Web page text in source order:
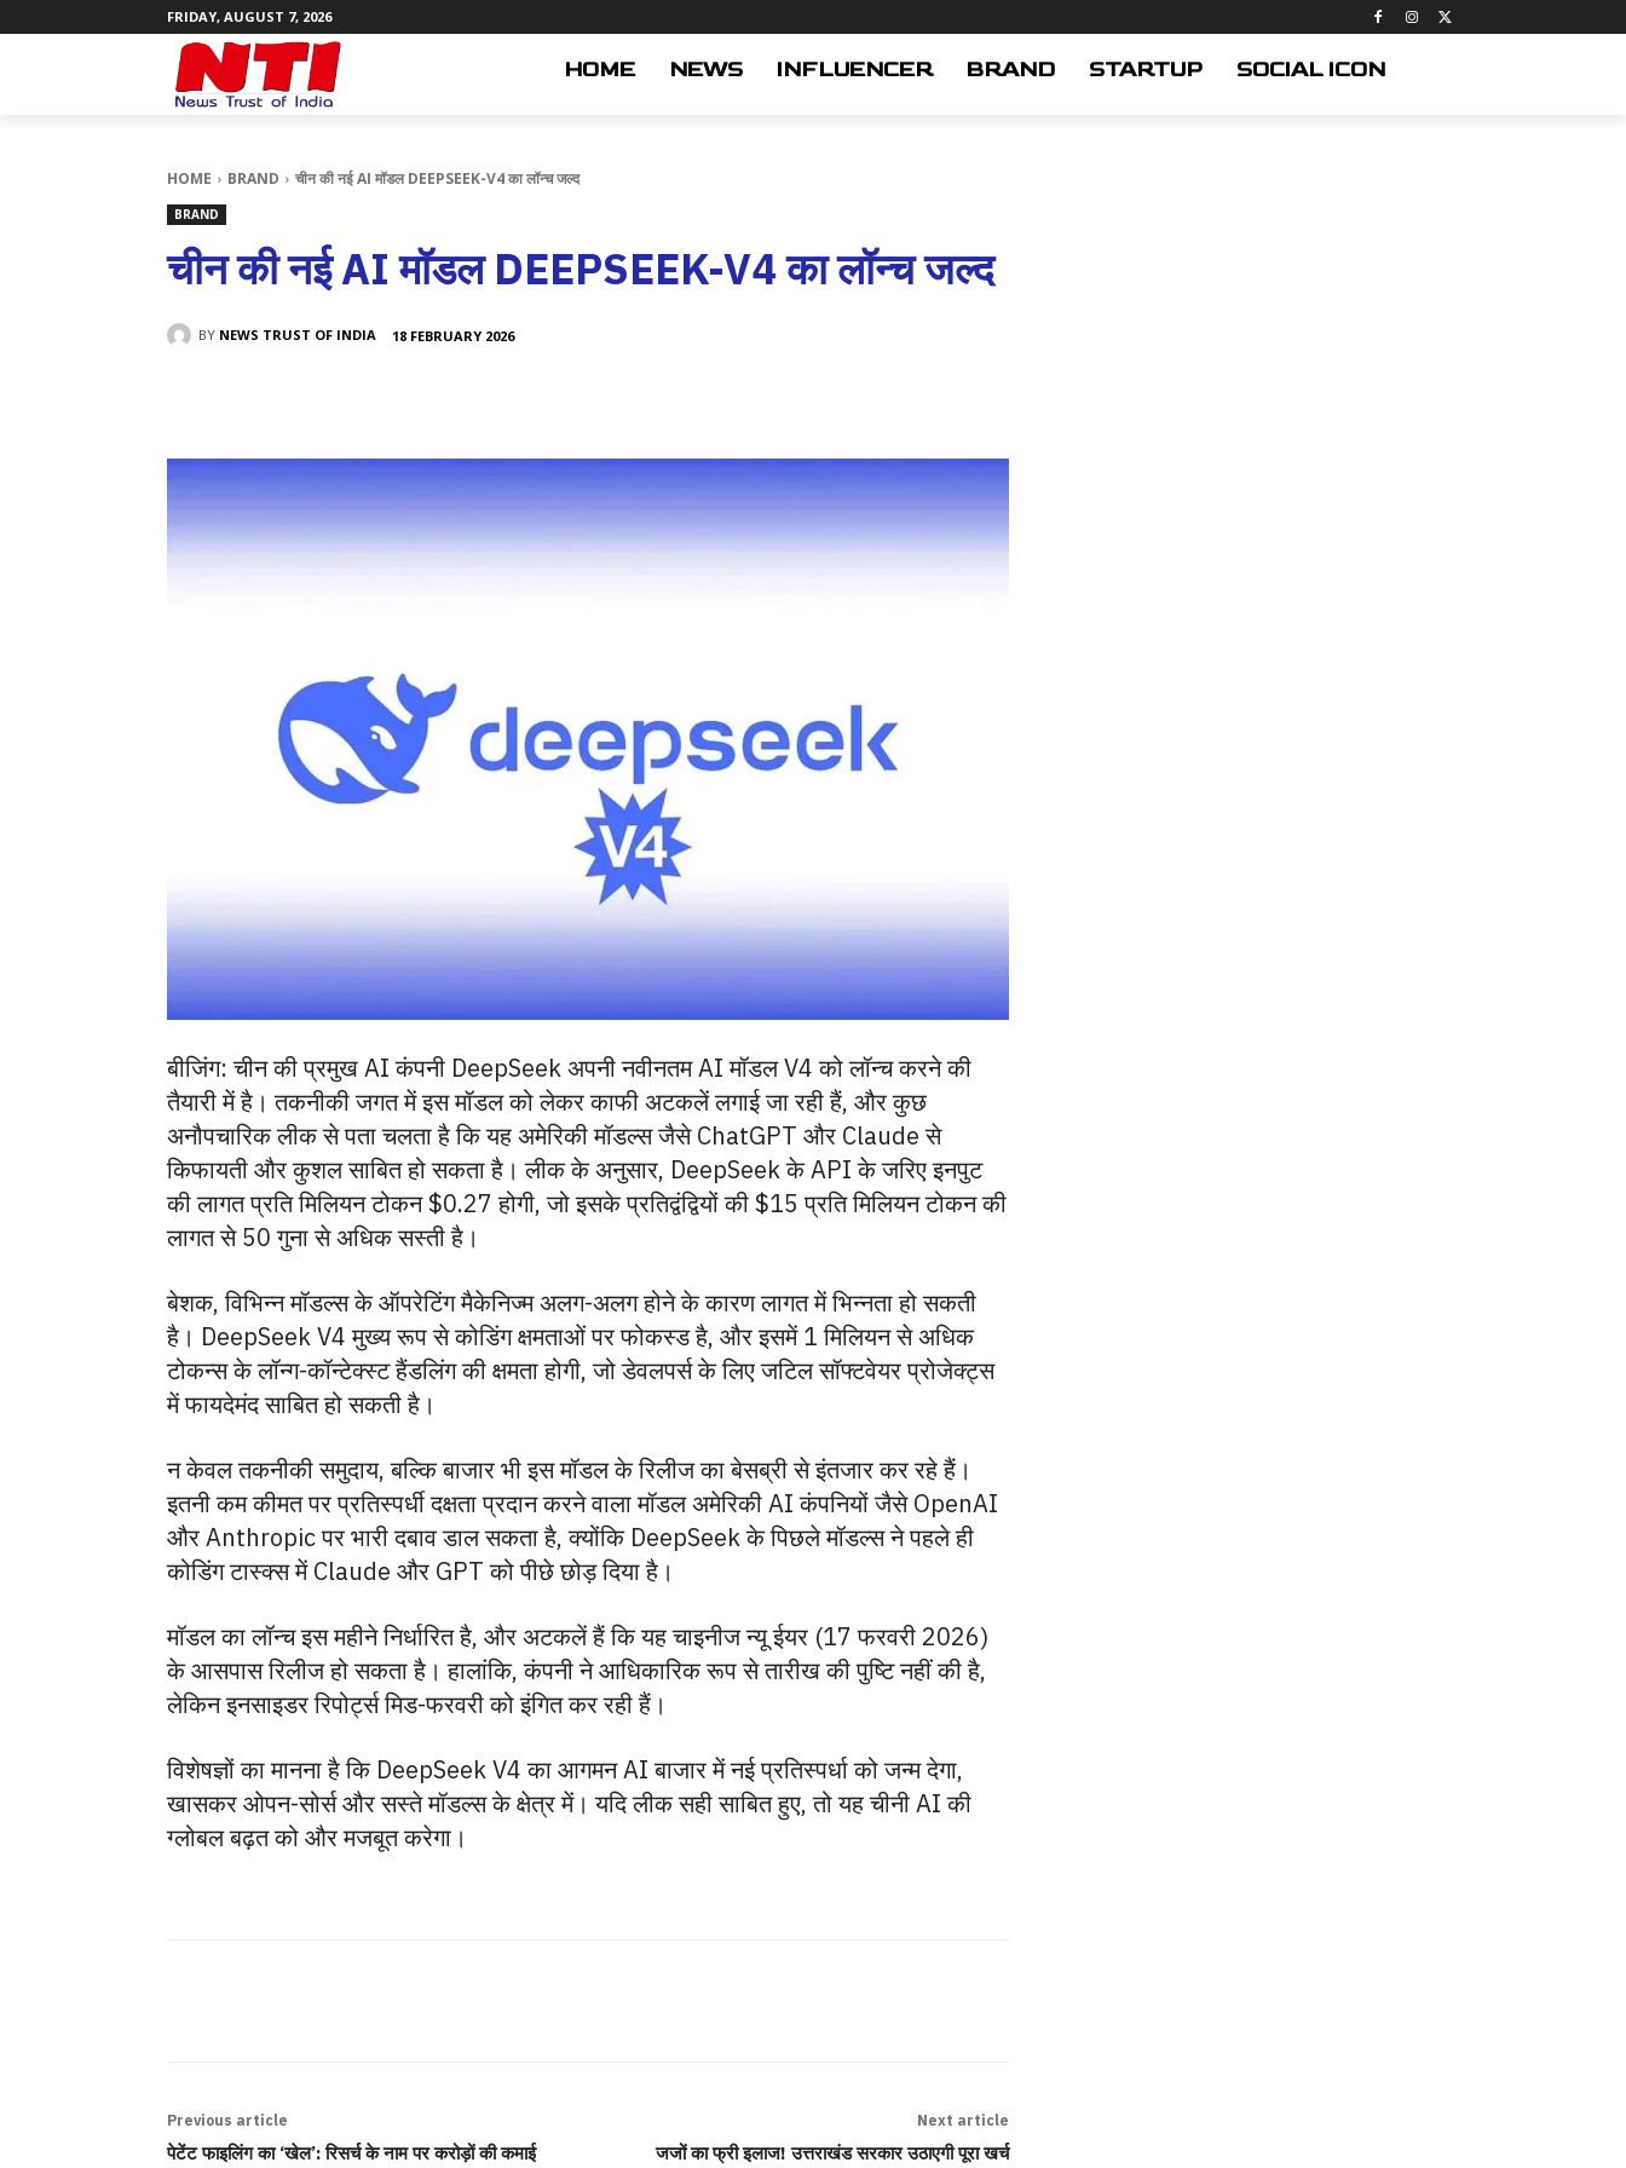
FRIDAY, AUGUST 7, 2026
HOME NEWS INFLUENCER BRAND STARTUP SOCIAL ICON
HOME BRAND चीन की नई AI मॉडल DEEPSEEK-V4 का लॉन्च जल्द
BRAND
चीन की नई AI मॉडल DEEPSEEK-V4 का लॉन्च जल्द
BY NEWS TRUST OF INDIA 18 FEBRUARY 2026
बीजिंग: चीन की प्रमुख AI कंपनी DeepSeek अपनी नवीनतम AI मॉडल V4 को लॉन्च करने की
तैयारी में है। तकनीकी जगत में इस मॉडल को लेकर काफी अटकलें लगाई जा रही हैं, और कुछ
अनौपचारिक लीक से पता चलता है कि यह अमेरिकी मॉडल्स जैसे ChatGPT और Claude से
किफायती और कुशल साबित हो सकता है। लीक के अनुसार, DeepSeek के API के जरिए इनपुट
की लागत प्रति मिलियन टोकन $0.27 होगी, जो इसके प्रतिद्वंद्वियों की $15 प्रति मिलियन टोकन की
लागत से 50 गुना से अधिक सस्ती है।
बेशक, विभिन्न मॉडल्स के ऑपरेटिंग मैकेनिज्म अलग-अलग होने के कारण लागत में भिन्नता हो सकती
है। DeepSeek V4 मुख्य रूप से कोडिंग क्षमताओं पर फोकस्ड है, और इसमें 1 मिलियन से अधिक
टोकन्स के लॉन्ग-कॉन्टेक्स्ट हैंडलिंग की क्षमता होगी, जो डेवलपर्स के लिए जटिल सॉफ्टवेयर प्रोजेक्ट्स
में फायदेमंद साबित हो सकती है।
न केवल तकनीकी समुदाय, बल्कि बाजार भी इस मॉडल के रिलीज का बेसब्री से इंतजार कर रहे हैं।
इतनी कम कीमत पर प्रतिस्पर्धी दक्षता प्रदान करने वाला मॉडल अमेरिकी AI कंपनियों जैसे OpenAI
और Anthropic पर भारी दबाव डाल सकता है, क्योंकि DeepSeek के पिछले मॉडल्स ने पहले ही
कोडिंग टास्क्स में Claude और GPT को पीछे छोड़ दिया है।
मॉडल का लॉन्च इस महीने निर्धारित है, और अटकलें हैं कि यह चाइनीज न्यू ईयर (17 फरवरी 2026)
के आसपास रिलीज हो सकता है। हालांकि, कंपनी ने आधिकारिक रूप से तारीख की पुष्टि नहीं की है,
लेकिन इनसाइडर रिपोर्ट्स मिड-फरवरी को इंगित कर रही हैं।
विशेषज्ञों का मानना है कि DeepSeek V4 का आगमन AI बाजार में नई प्रतिस्पर्धा को जन्म देगा,
खासकर ओपन-सोर्स और सस्ते मॉडल्स के क्षेत्र में। यदि लीक सही साबित हुए, तो यह चीनी AI की
ग्लोबल बढ़त को और मजबूत करेगा।
Previous article
पेटेंट फाइलिंग का ‘खेल’: रिसर्च के नाम पर करोड़ों की कमाई
Next article
जजों का फ्री इलाज! उत्तराखंड सरकार उठाएगी पूरा खर्च